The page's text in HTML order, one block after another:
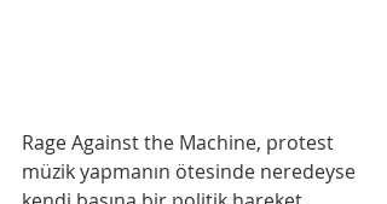
Rage Against the Machine, protest
müzik yapmanın ötesinde neredeyse